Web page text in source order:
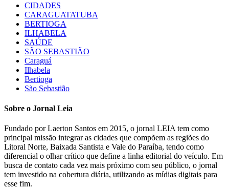
CIDADES
CARAGUATATUBA
BERTIOGA
ILHABELA
SAÚDE
SÃO SEBASTIÃO
Caraguá
Ilhabela
Bertioga
São Sebastião
Sobre o Jornal Leia
Fundado por Laerton Santos em 2015, o jornal LEIA tem como
principal missão integrar as cidades que compõem as regiões do
Litoral Norte, Baixada Santista e Vale do Paraíba, tendo como
diferencial o olhar crítico que define a linha editorial do veículo. Em
busca de contato cada vez mais próximo com seu público, o jornal
tem investido na cobertura diária, utilizando as mídias digitais para
esse fim.